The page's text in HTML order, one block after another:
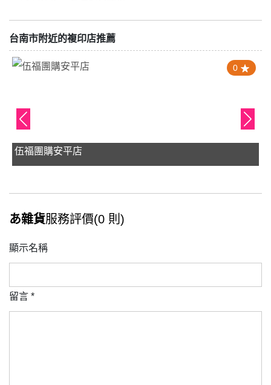
台南市附近的複印店推薦
0
伍福團購安平店
あ雜貨服務評價(0 則)
顯示名稱
留言 *